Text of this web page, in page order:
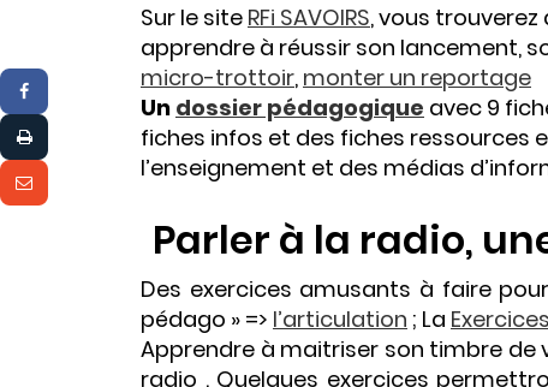
Sur le site RFi SAVOIRS, vous
apprendre à réussir son lancement,
micro-trottoir, monter un reportage
Un dossier pédagogique avec 9
fiches infos et des fiches ressources
l’enseignement et des médias
Parler à la radio,
Des exercices amusants à faire
pédago » => l’articulation ; La
Apprendre à maitriser son timbre
radio . Quelques exercices